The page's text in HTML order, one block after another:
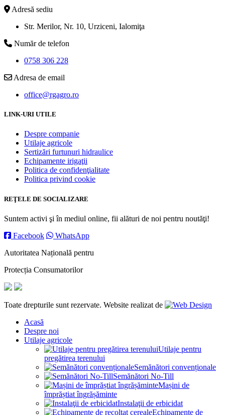
Adresă sediu
Str. Merilor, Nr. 10, Urziceni, Ialomiţa
Număr de telefon
0758 306 228
Adresa de email
office@rgagro.ro
LINK-URI UTILE
Despre companie
Utilaje agricole
Sertizări furtunuri hidraulice
Echipamente irigaţii
Politica de confidenţialitate
Politica privind cookie
REŢELE DE SOCIALIZARE
Suntem activi şi în mediul online, fii alături de noi pentru noutăţi!
Facebook
WhatsApp
Autoritatea Națională pentru
Protecția Consumatorilor
Toate drepturile sunt rezervate. Website realizat de
Acasă
Despre noi
Utilaje agricole
Utilaje pentru
pregătirea terenului
Semănători convenționale
Semănători No-Till
Mașini de
împrăștiat îngrășăminte
Instalaţii de erbicidat
Echipamente de